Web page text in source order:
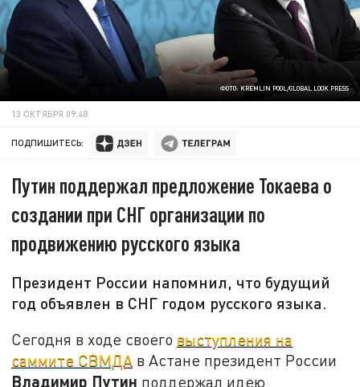
ФОТО: KREMLIN POOL/GLOBAL LOOK PRESS
13 ОКТЯБРЯ 09:48
ПОДПИШИТЕСЬ:
Путин поддержал предложение Токаева о
создании при СНГ организации по
продвижению русского языка
Президент России напомнил, что будущий
год объявлен в СНГ годом русского языка.
Сегодня в ходе своего выступления на
саммите СВМДА в Астане президент России
Владимир Путин поддержал идею